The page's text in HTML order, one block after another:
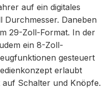
auf ein digitales
Durchmesser. Daneben
29-Zoll-Format. In der
ein 8-Zoll-
gesteuert
erlaubt
Schalter und Knöpfe.